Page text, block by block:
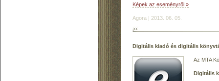
Képek az eseményről »
Agora | 2013. 06. 05.
Digitális kiadó és digitális
Az MTA
Digitális